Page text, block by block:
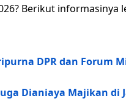
Berikut informasinya
DPR dan Forum
Dianiaya Majikan di